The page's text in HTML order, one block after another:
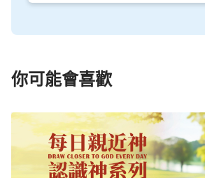
你可能會喜歡